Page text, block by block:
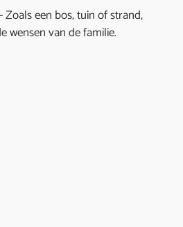
Zoals een bos, tuin of strand,
wensen van de familie.